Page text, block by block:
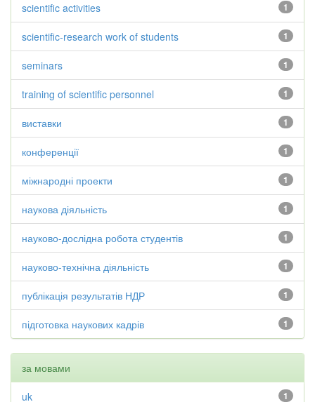
1
scientific activities
1
scientific-research work of students
1
seminars
1
training of scientific personnel
1
виставки
1
конференції
1
міжнародні проекти
1
наукова діяльність
1
науково-дослідна робота студентів
1
науково-технічна діяльність
1
публікація результатів НДР
1
підготовка наукових кадрів
за мовами
1
uk